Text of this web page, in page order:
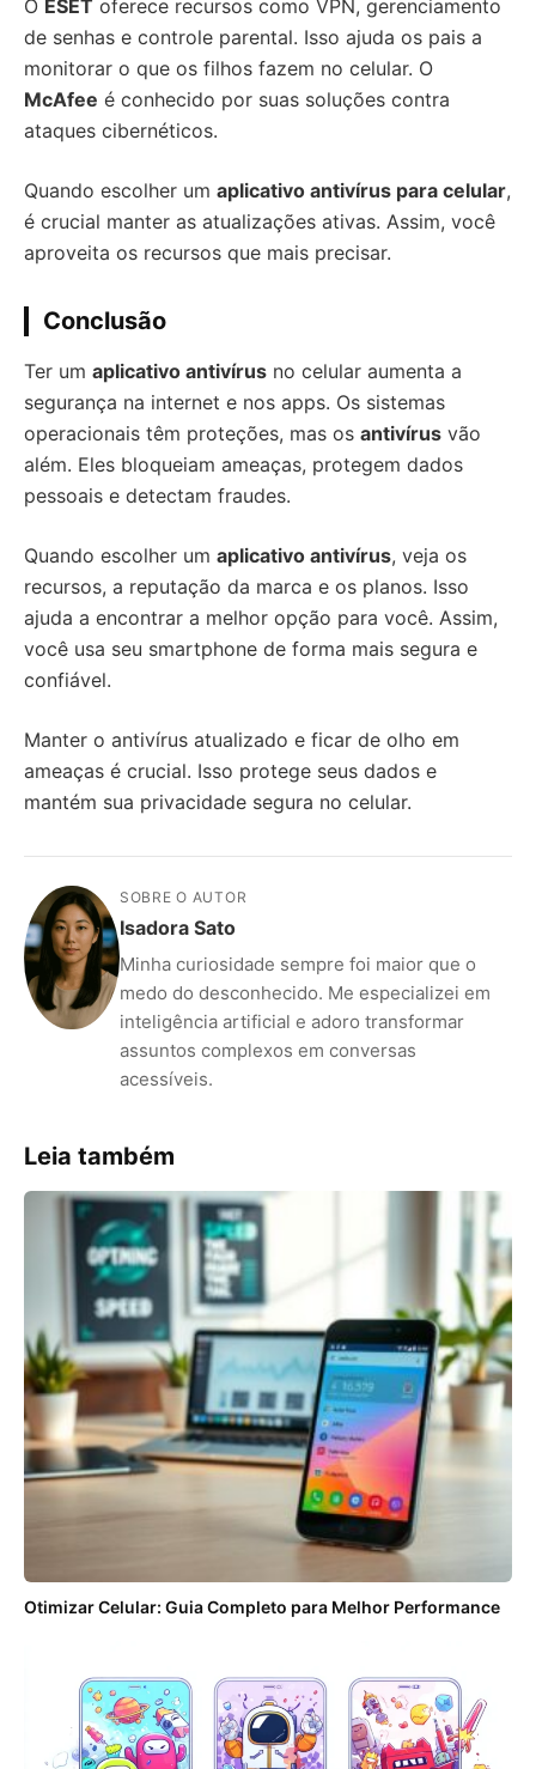
O ESET oferece recursos como VPN, gerenciamento
de senhas e controle parental. Isso ajuda os pais a
monitorar o que os filhos fazem no celular. O
McAfee é conhecido por suas soluções contra
ataques cibernéticos.
Quando escolher um aplicativo antivírus para celular,
é crucial manter as atualizações ativas. Assim, você
aproveita os recursos que mais precisar.
Conclusão
Ter um aplicativo antivírus no celular aumenta a
segurança na internet e nos apps. Os sistemas
operacionais têm proteções, mas os antivírus vão
além. Eles bloqueiam ameaças, protegem dados
pessoais e detectam fraudes.
Quando escolher um aplicativo antivírus, veja os
recursos, a reputação da marca e os planos. Isso
ajuda a encontrar a melhor opção para você. Assim,
você usa seu smartphone de forma mais segura e
confiável.
Manter o antivírus atualizado e ficar de olho em
ameaças é crucial. Isso protege seus dados e
mantém sua privacidade segura no celular.
SOBRE O AUTOR
Isadora Sato
Minha curiosidade sempre foi maior que o
medo do desconhecido. Me especializei em
inteligência artificial e adoro transformar
assuntos complexos em conversas
acessíveis.
Leia também
Otimizar Celular: Guia Completo para Melhor Performance